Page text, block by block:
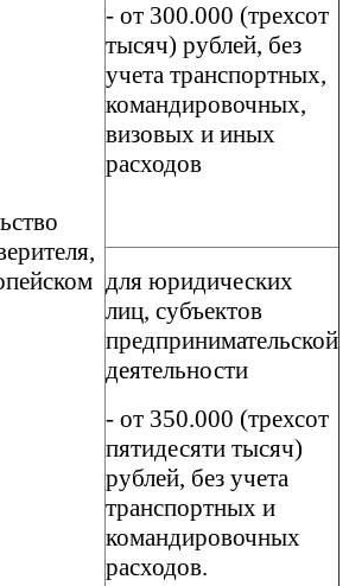
- от 300.000 (трехсот
тысяч) рублей, без
учета транспортных,
командировочных,
визовых и иных
расходов
для юридических
лиц, субъектов
предпринимательской
деятельности
- от 350.000 (трехсот
пятидесяти тысяч)
рублей, без учета
транспортных и
командировочных
расходов.